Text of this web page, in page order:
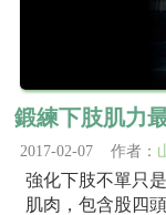
鍛練下肢肌力
2017-02-07 作者：
強化下肢不單只
肌肉，包含股四